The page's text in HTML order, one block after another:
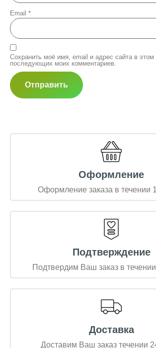
Email *
Сохранить моё имя, email и адрес сайта в этом
последующих моих комментариев.
Оформление
Оформление заказа в течении
Подтверждение
Подтвердим Ваш заказ в
Доставка
Доставим Ваш заказ течении